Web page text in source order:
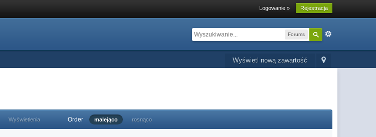
Logowanie » Rejestracja
Forums
Wyświetl nową zawartość
Wyświetlenia Order malejąco rosnąco